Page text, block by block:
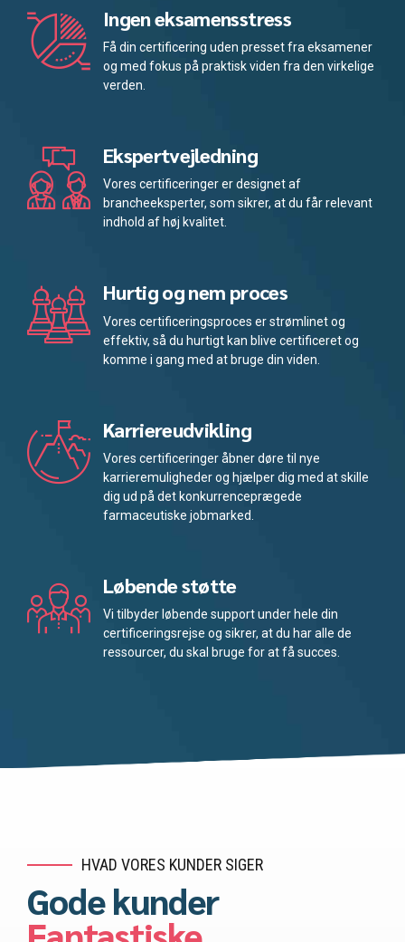
Ingen eksamensstress
Få din certificering uden presset fra eksamener
og med fokus på praktisk viden fra den virkelige
verden.
Ekspertvejledning
Vores certificeringer er designet af
brancheeksperter, som sikrer, at du får relevant
indhold af høj kvalitet.
Hurtig og nem proces
Vores certificeringsproces er strømlinet og
effektiv, så du hurtigt kan blive certificeret og
komme i gang med at bruge din viden.
Karriereudvikling
Vores certificeringer åbner døre til nye
karrieremuligheder og hjælper dig med at skille
dig ud på det konkurrenceprægede
farmaceutiske jobmarked.
Løbende støtte
Vi tilbyder løbende support under hele din
certificeringsrejse og sikrer, at du har alle de
ressourcer, du skal bruge for at få succes.
HVAD VORES KUNDER SIGER
Gode kunder